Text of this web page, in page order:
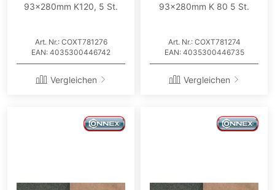
93x280mm K120, 5 St.
Art. Nr.: COXT781276
EAN: 4035300446742
Vergleichen
93x280mm K 80 5 St.
Art. Nr.: COXT781274
EAN: 4035300446735
Vergleichen